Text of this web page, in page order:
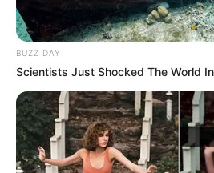
BUZZ DAY
Scientists Just Shocked The World